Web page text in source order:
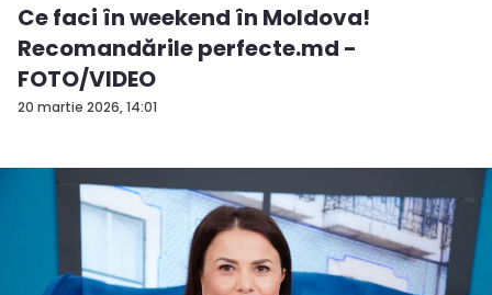
20 martie 2026, 14:01
Ce faci în weekend în Moldova!
Recomandările perfecte.md -
FOTO/VIDEO